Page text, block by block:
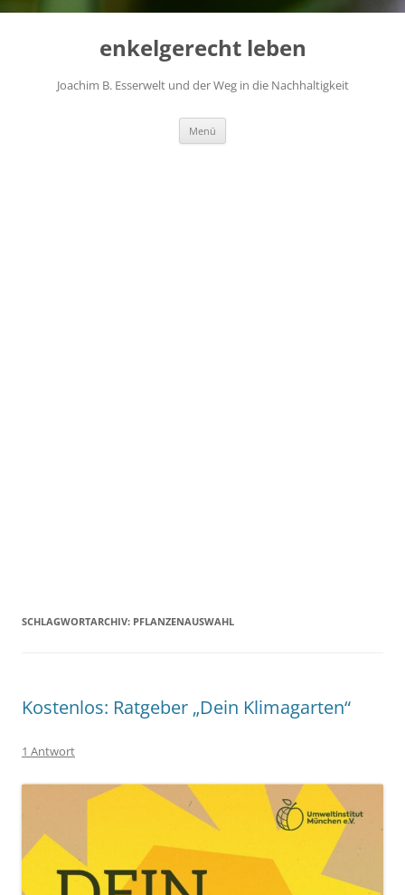
...
Zum
enkelgerecht leben
Joachim B. Esserwelt und der Weg in die Nachhaltigkeit
Menü
SCHLAGWORTARCHIV: PFLANZENAUSWAHL
Kostenlos: Ratgeber „Dein Klimagarten“
1 Antwort